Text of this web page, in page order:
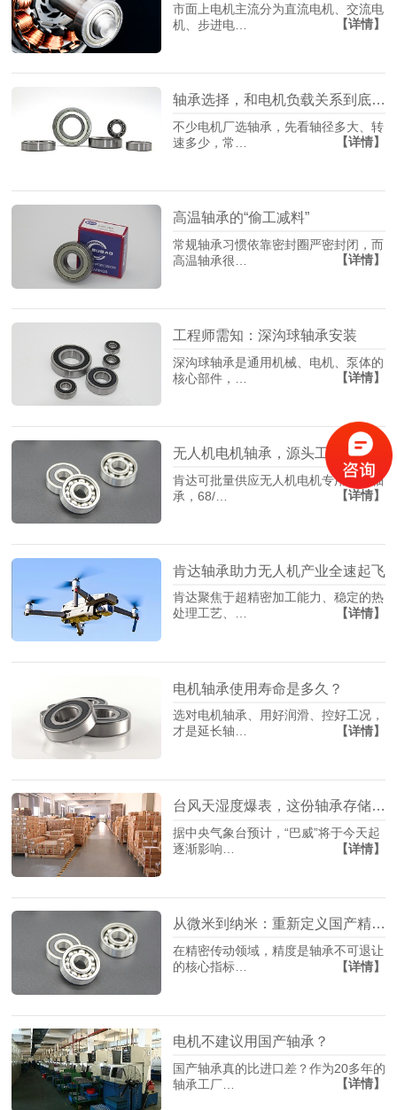
市面上电机主流分为直流电机、交流电
机、步进电…
【详情】
轴承选择，和电机负载关系到底有多大？
不少电机厂选轴承，先看轴径多大、转
速多少，常…
【详情】
高温轴承的“偷工减料”
常规轴承习惯依靠密封圈严密封闭，而
高温轴承很…
【详情】
工程师需知：深沟球轴承安装
深沟球轴承是通用机械、电机、泵体的
核心部件，…
【详情】
无人机电机轴承，源头工厂找肯达！
肯达可批量供应无人机电机专用精密轴
承，68/…
【详情】
肯达轴承助力无人机产业全速起飞
肯达聚焦于超精密加工能力、稳定的热
处理工艺、…
【详情】
电机轴承使用寿命是多久？
选对电机轴承、用好润滑、控好工况，
才是延长轴…
【详情】
台风天湿度爆表，这份轴承存储指南请收藏
据中央气象台预计，“巴威”将于今天起
逐渐影响…
【详情】
从微米到纳米：重新定义国产精密轴承制造
在精密传动领域，精度是轴承不可退让
的核心指标…
【详情】
电机不建议用国产轴承？
国产轴承真的比进口差？作为20多年的
轴承工厂…
【详情】